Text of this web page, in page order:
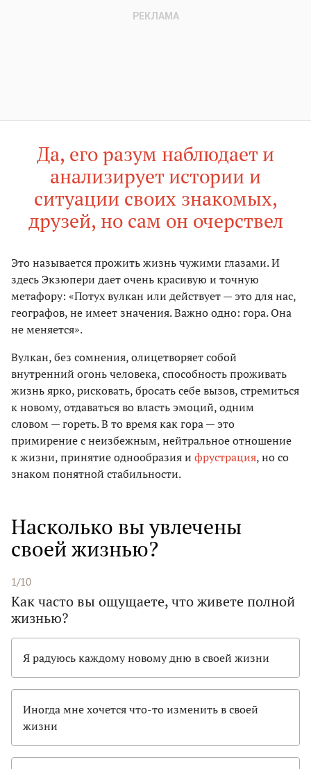
Да, его разум наблюдает и
анализирует истории и
ситуации своих знакомых,
друзей, но сам он очерствел
Это называется прожить жизнь чужими глазами. И
здесь Экзюпери дает очень красивую и точную
метафору: «Потух вулкан или действует — это для нас,
географов, не имеет значения. Важно одно: гора. Она
не меняется».
Вулкан, без сомнения, олицетворяет собой
внутренний огонь человека, способность проживать
жизнь ярко, рисковать, бросать себе вызов, стремиться
к новому, отдаваться во власть эмоций, одним
словом — гореть. В то время как гора — это
примирение с неизбежным, нейтральное отношение
к жизни, принятие однообразия и фрустрация, но со
знаком понятной стабильности.
Насколько вы увлечены
своей жизнью?
1/10
Как часто вы ощущаете, что живете полной
жизнью?
Я радуюсь каждому новому дню в своей жизни
Иногда мне хочется что-то изменить в своей
жизни